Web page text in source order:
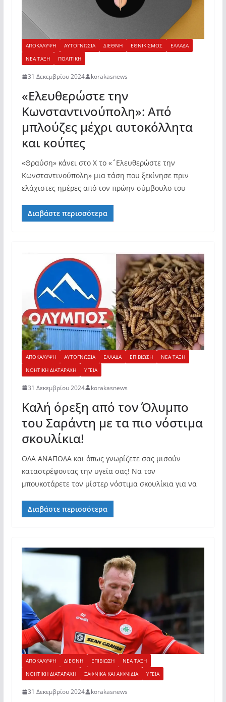
ΑΠΟΚΑΛΥΨΗ ΑΥΤΟΓΝΩΣΙΑ ΔΙΕΘΝΗ ΕΘΝΙΚΙΣΜΟΣ
ΕΛΛΑΔΑ
ΝΕΑ ΤΑΞΗ
ΠΟΛΙΤΙΚΗ
31 Δεκεμβρίου 2024 korakasnews
«Ελευθερώστε την
Κωνσταντινούπολη»: Από
μπλούζες μέχρι αυτοκόλλητα
και κούπες
«Θραύση» κάνει στο Χ το «΅Ελευθερώστε την
Κωνσταντινούπολη» μια τάση που ξεκίνησε πριν
ελάχιστες ημέρες από τον πρώην σύμβουλο του
Διαβάστε περισσότερα
ΑΠΟΚΑΛΥΨΗ ΑΥΤΟΓΝΩΣΙΑ ΕΛΛΑΔΑ ΕΠΙΒΙΩΣΗ
ΝΕΑ ΤΑΞΗ
ΝΟΗΤΙΚΗ ΔΙΑΤΑΡΑΧΗ
ΥΓΕΙΑ
31 Δεκεμβρίου 2024 korakasnews
Καλή όρεξη από τον Όλυμπο
του Σαράντη με τα πιο νόστιμα
σκουλίκια!
ΟΛΑ ΑΝΑΠΟΔΑ και όπως γνωρίζετε σας μισούν
καταστρέφοντας την υγεία σας! Να τον
μπουκοτάρετε τον μίστερ νόστιμα σκουλίκια για να
Διαβάστε περισσότερα
ΑΠΟΚΑΛΥΨΗ ΔΙΕΘΝΗ ΕΠΙΒΙΩΣΗ
ΝΕΑ ΤΑΞΗ
ΝΟΗΤΙΚΗ ΔΙΑΤΑΡΑΧΗ
ΞΑΦΝΙΚΑ ΚΑΙ ΑΙΦΝΙΔΙΑ ΥΓΕΙΑ
31 Δεκεμβρίου 2024 korakasnews